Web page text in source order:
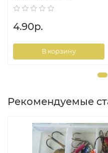
4.90р.
В корзину
Рекомендуемые